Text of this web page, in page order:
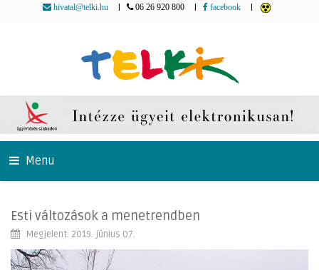
hivatal@telki.hu 06 26 920 800 facebook
Menu
Esti változások a menetrendben
Megjelent: 2019. június 07.